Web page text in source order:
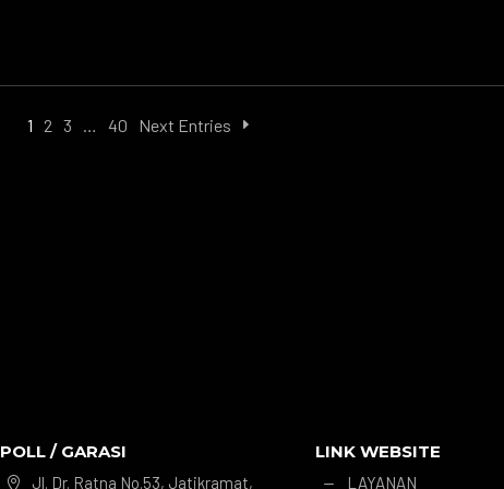
1 2 3 … 40 Next Entries
POLL / GARASI
 Jl. Dr. Ratna No.53, Jatikramat,
LINK WEBSITE
K LAYANAN